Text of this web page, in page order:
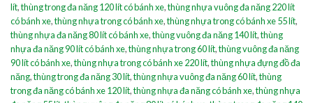
lít,thùng trong đa năng 120 lít có bánh xe,thùng nhựa vuông đa năng 220 lít
có bánh xe,thùng nhựa trong có bánh xe,thùng nhựa trong có bánh xe 55 lít,
thùng nhựa đa năng 80 lít có bánh xe,thùng vuông đa năng 140 lít,thùng
nhựa đa năng 90 lít có bánh xe,thùng nhựa trong 60 lít,thùng vuông đa năng
90 lít có bánh xe,thùng nhựa trong có bánh xe 220 lít,thùng nhựa đựng đồ đa
năng,thùng trong đa năng 30 lít,thùng nhựa vuông đa năng 60 lít,thùng
trong đa năng có bánh xe 120 lít,thùng nhựa đa năng có bánh xe,thùng nhựa